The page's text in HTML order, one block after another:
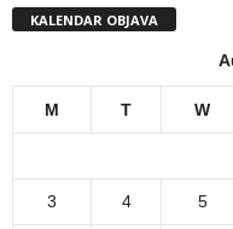
KALENDAR OBJAVA
M T W
3 4 5